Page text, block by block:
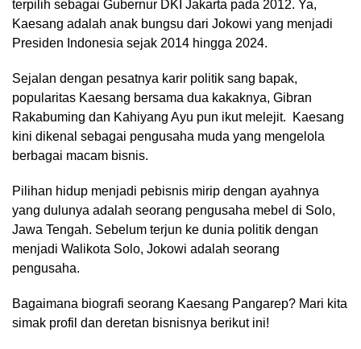
terpilih sebagai Gubernur DKI Jakarta pada 2012. Ya,
Kaesang adalah anak bungsu dari Jokowi yang menjadi
Presiden Indonesia sejak 2014 hingga 2024.
Sejalan dengan pesatnya karir politik sang bapak,
popularitas Kaesang bersama dua kakaknya, Gibran
Rakabuming dan Kahiyang Ayu pun ikut melejit. Kaesang
kini dikenal sebagai pengusaha muda yang mengelola
berbagai macam bisnis.
Pilihan hidup menjadi pebisnis mirip dengan ayahnya
yang dulunya adalah seorang pengusaha mebel di Solo,
Jawa Tengah. Sebelum terjun ke dunia politik dengan
menjadi Walikota Solo, Jokowi adalah seorang
pengusaha.
Bagaimana biografi seorang Kaesang Pangarep? Mari kita
simak profil dan deretan bisnisnya berikut ini!